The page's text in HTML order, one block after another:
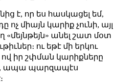
է, որ ես հասկացել եմ,
ոչ միայն կարիք չունի, այլ
«մեյնթեյն» անել շատ մօտ
ու եթէ մի երկու
ով իր շփման կարիքները
ապա պարզապէս